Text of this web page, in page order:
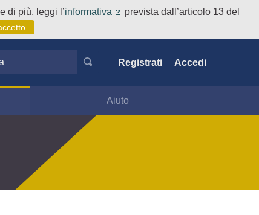
di più, leggi l’informativa
prevista dall’articolo 13 del
Registrati Accedi
Aiuto